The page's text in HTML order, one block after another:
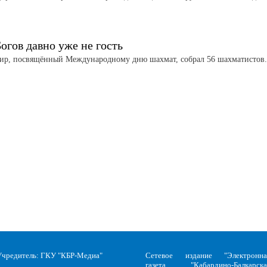
давно уже не гость
посвящённый Международному дню шахмат, собрал 56
ГКУ "КБР-Медиа"
Сетевое издание
газета "Кабардино-